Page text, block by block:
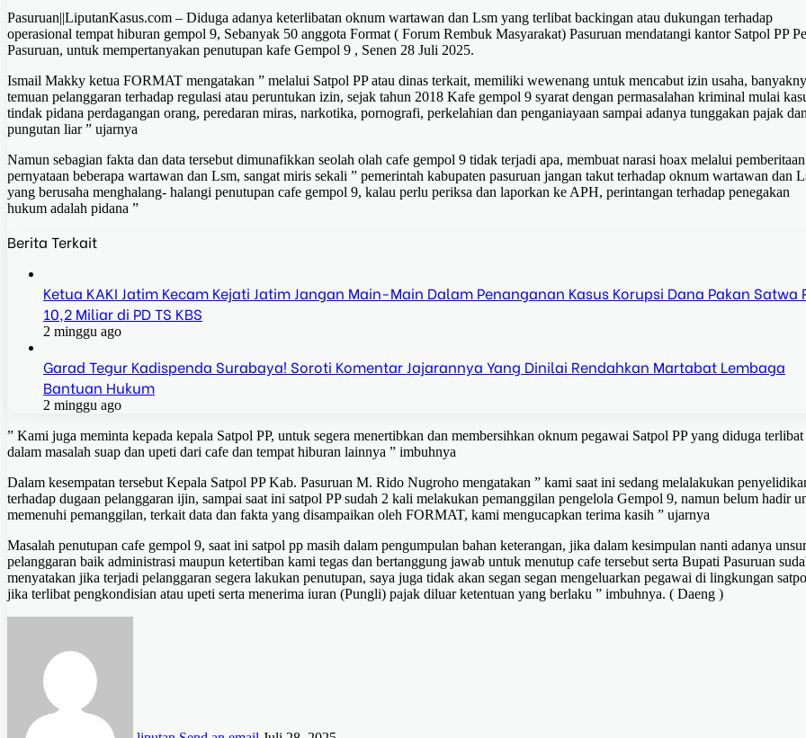
Pasuruan||LiputanKasus.com – Diduga adanya keterlibatan oknum wartawan dan Lsm yang terlibat backingan atau dukungan terhadap
operasional tempat hiburan gempol 9, Sebanyak 50 anggota Format ( Forum Rembuk Masyarakat) Pasuruan mendatangi kantor Satpol PP
Pasuruan, untuk mempertanyakan penutupan kafe Gempol 9 , Senen 28 Juli 2025.
Ismail Makky ketua FORMAT mengatakan ” melalui Satpol PP atau dinas terkait, memiliki wewenang untuk mencabut izin usaha,
temuan pelanggaran terhadap regulasi atau peruntukan izin, sejak tahun 2018 Kafe gempol 9 syarat dengan permasalahan kriminal mulai
tindak pidana perdagangan orang, peredaran miras, narkotika, pornografi, perkelahian dan penganiayaan sampai adanya tunggakan pajak
pungutan liar ” ujarnya
Namun sebagian fakta dan data tersebut dimunafikkan seolah olah cafe gempol 9 tidak terjadi apa, membuat narasi hoax melalui
pernyataan beberapa wartawan dan Lsm, sangat miris sekali ” pemerintah kabupaten pasuruan jangan takut terhadap oknum wartawan dan
yang berusaha menghalang- halangi penutupan cafe gempol 9, kalau perlu periksa dan laporkan ke APH, perintangan terhadap penegakan
hukum adalah pidana ”
Berita Terkait
Ketua KAKI Jatim Kecam Kejati Jatim Jangan Main-Main Dalam Penanganan Kasus Korupsi Dana Pakan Satwa
10,2 Miliar di PD TS KBS
2 minggu ago
Garad Tegur Kadispenda Surabaya! Soroti Komentar Jajarannya Yang Dinilai Rendahkan Martabat Lembaga
Bantuan Hukum
2 minggu ago
” Kami juga meminta kepada kepala Satpol PP, untuk segera menertibkan dan membersihkan oknum pegawai Satpol PP yang diduga terlibat
dalam masalah suap dan upeti dari cafe dan tempat hiburan lainnya ” imbuhnya
Dalam kesempatan tersebut Kepala Satpol PP Kab. Pasuruan M. Rido Nugroho mengatakan ” kami saat ini sedang melalakukan
terhadap dugaan pelanggaran ijin, sampai saat ini satpol PP sudah 2 kali melakukan pemanggilan pengelola Gempol 9, namun belum hadir
memenuhi pemanggilan, terkait data dan fakta yang disampaikan oleh FORMAT, kami mengucapkan terima kasih ” ujarnya
Masalah penutupan cafe gempol 9, saat ini satpol pp masih dalam pengumpulan bahan keterangan, jika dalam kesimpulan nanti adanya unsur
pelanggaran baik administrasi maupun ketertiban kami tegas dan bertanggung jawab untuk menutup cafe tersebut serta Bupati Pasuruan
menyatakan jika terjadi pelanggaran segera lakukan penutupan, saya juga tidak akan segan segan mengeluarkan pegawai di lingkungan
jika terlibat pengkondisian atau upeti serta menerima iuran (Pungli) pajak diluar ketentuan yang berlaku ” imbuhnya. ( Daeng )